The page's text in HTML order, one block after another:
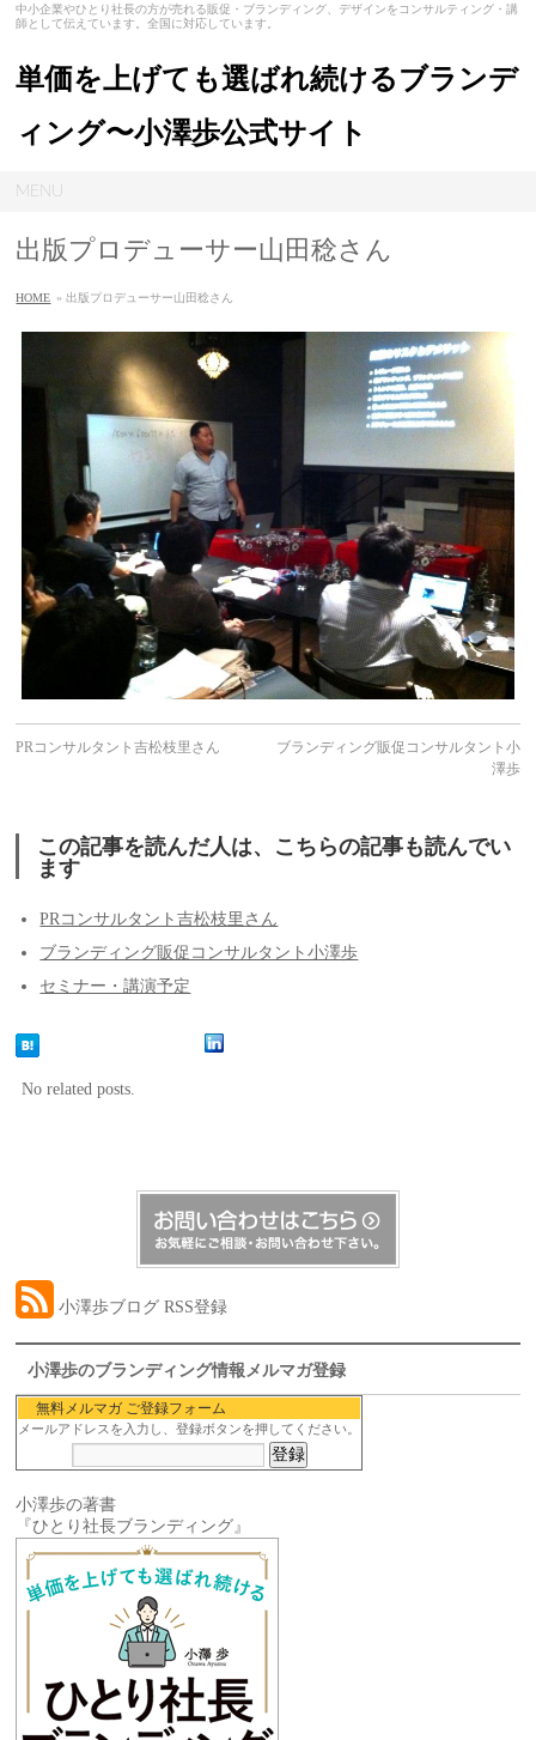
中小企業やひとり社長の方が売れる販促・ブランディング、デザインをコンサルティング・講
師として伝えています。全国に対応しています。
単価を上げても選ばれ続けるブランデ
ィング〜小澤歩公式サイト
MENU
出版プロデューサー山田稔さん
HOME » 出版プロデューサー山田稔さん
PRコンサルタント吉松枝里さん
ブランディング販促コンサルタント小
澤歩
この記事を読んだ人は、こちらの記事も読んでい
ます
PRコンサルタント吉松枝里さん
ブランディング販促コンサルタント小澤歩
セミナー・講演予定
No related posts.
小澤歩ブログ RSS登録
小澤歩のブランディング情報メルマガ登録
無料メルマガ ご登録フォーム
メールアドレスを入力し、登録ボタンを押してください。
小澤歩の著書
『ひとり社長ブランディング』